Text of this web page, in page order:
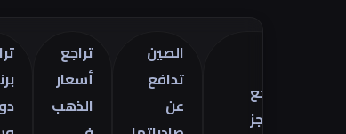
الذهب
تراجع
دولارات